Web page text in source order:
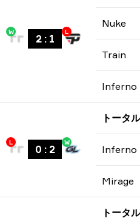
W
2: 1
L
Nuke
Train
Inferno
L
0 : 2
W
トータル
Inferno
Mirage
トータル